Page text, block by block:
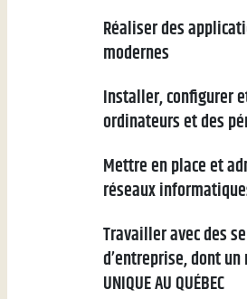
Réaliser des
modernes
Installer, configurer
ordinateurs et des
Mettre en place et
réseaux
Travailler avec des
d’entreprise, dont un
UNIQUE AU QUÉBEC